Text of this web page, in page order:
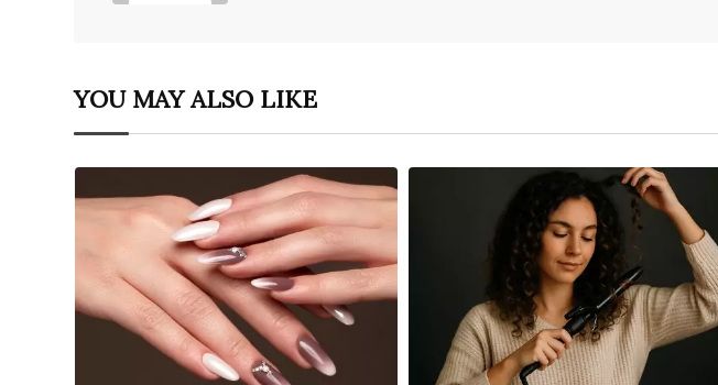
YOU MAY ALSO LIKE